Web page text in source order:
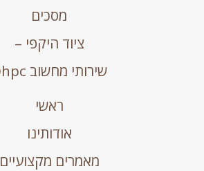
מסכים
ציוד היקפי –
שירותי מחשוב Dhpc
ראשי
אודותינו
מאמרים מקצועיים